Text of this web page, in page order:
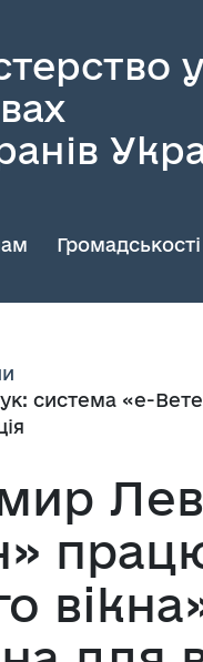
у
Громадськості
система «е-